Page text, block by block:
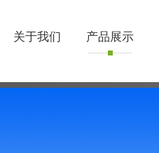
关于我们 产品展示